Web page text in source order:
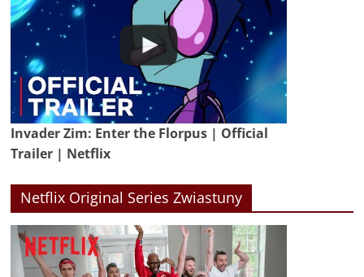
Invader Zim: Enter the Florpus | Official
Trailer | Netflix
Netflix Original Series Zwiastuny